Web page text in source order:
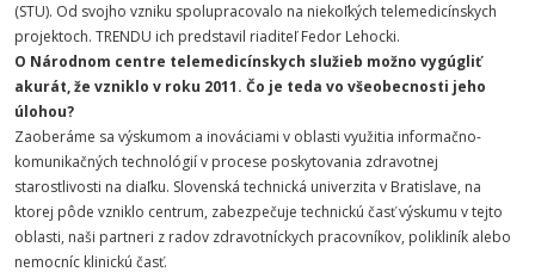
(STU). Od svojho vzniku spolupracovalo na niekoľkých telemedicínskych
projektoch. TRENDU ich predstavil riaditeľ Fedor Lehocki.
O Národnom centre telemedicínskych služieb možno vygúgliť
akurát, že vzniklo v roku 2011. Čo je teda vo všeobecnosti jeho
úlohou?
Zaoberáme sa výskumom a inováciami v oblasti využitia informačno-
komunikačných technológií v procese poskytovania zdravotnej
starostlivosti na diaľku. Slovenská technická univerzita v Bratislave, na
ktorej pôde vzniklo centrum, zabezpečuje technickú časť výskumu v tejto
oblasti, naši partneri z radov zdravotníckych pracovníkov, polikliník alebo
nemocníc klinickú časť.